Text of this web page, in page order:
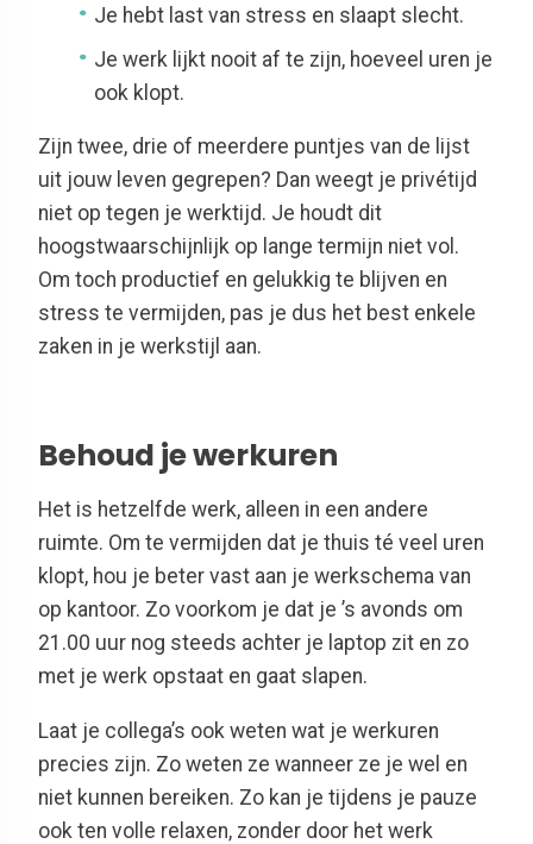
Je hebt last van stress en slaapt slecht.
Je werk lijkt nooit af te zijn, hoeveel uren je
ook klopt.
Zijn twee, drie of meerdere puntjes van de lijst
uit jouw leven gegrepen? Dan weegt je privétijd
niet op tegen je werktijd. Je houdt dit
hoogstwaarschijnlijk op lange termijn niet vol.
Om toch productief en gelukkig te blijven en
stress te vermijden, pas je dus het best enkele
zaken in je werkstijl aan.
Behoud je werkuren
Het is hetzelfde werk, alleen in een andere
ruimte. Om te vermijden dat je thuis té veel uren
klopt, hou je beter vast aan je werkschema van
op kantoor. Zo voorkom je dat je ’s avonds om
21.00 uur nog steeds achter je laptop zit en zo
met je werk opstaat en gaat slapen.
Laat je collega’s ook weten wat je werkuren
precies zijn. Zo weten ze wanneer ze je wel en
niet kunnen bereiken. Zo kan je tijdens je pauze
ook ten volle relaxen, zonder door het werk